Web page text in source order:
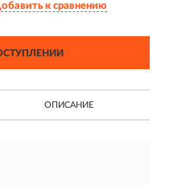
к сравнению
ОПИСАНИЕ